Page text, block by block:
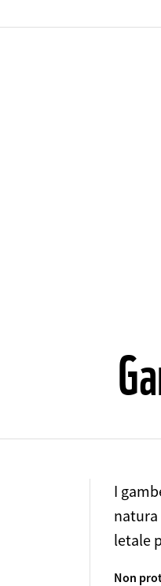
I
letale
Non